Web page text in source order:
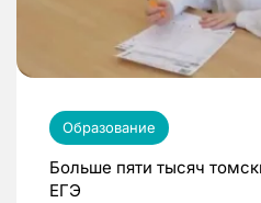
Образование
Больше пяти тысяч
ЕГЭ